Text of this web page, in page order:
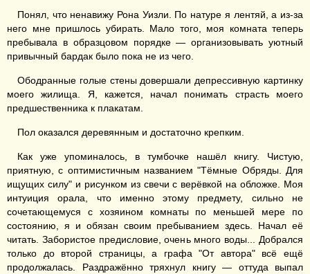
Понял, что ненавижу Рона Уизли. По натуре я лентяй, а из-за
него мне пришлось убирать. Мало того, моя комната теперь
пребывала в образцовом порядке — организовывать уютный
привычный бардак было пока не из чего.
Ободранные голые стены довершали депрессивную картинку
моего жилища. Я, кажется, начал понимать страсть моего
предшественника к плакатам.
Пол оказался деревянным и достаточно крепким.
Как уже упоминалось, в тумбочке нашёл книгу. Чистую,
приятную, с оптимистичным названием "Тёмные Обряды. Для
ищущих силу" и рисунком из свечи с верёвкой на обложке. Моя
интуиция орала, что именно этому предмету, сильно не
сочетающемуся с хозяином комнаты по меньшей мере по
состоянию, я и обязан своим пребыванием здесь. Начал её
читать. Забористое предисловие, очень много воды... Добрался
только до второй страницы, а графа "От автора" всё ещё
продолжалась. Раздражённо тряхнул книгу — оттуда выпал